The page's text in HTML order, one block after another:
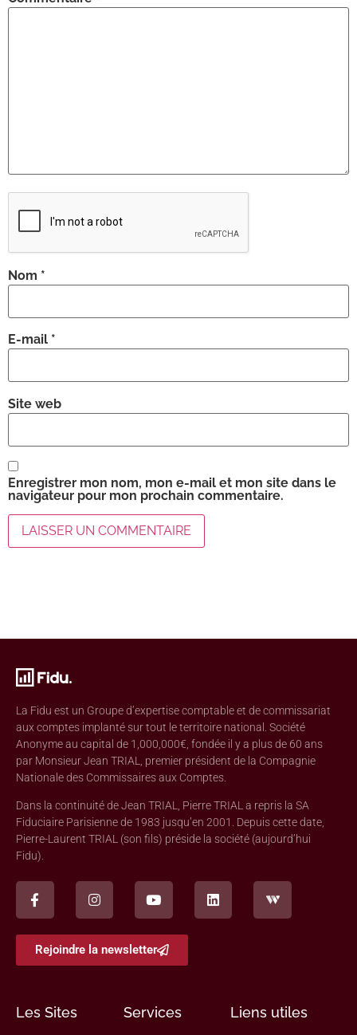
Nom *
E-mail *
Site web
Enregistrer mon nom, mon e-mail et mon site dans le
navigateur pour mon prochain commentaire.
La Fidu est un Groupe d’expertise comptable et de commissariat
aux comptes implanté sur tout le territoire national. Société
Anonyme au capital de 1,000,000€, fondée il y a plus de 60 ans
par Monsieur Jean TRIAL, premier président de la Compagnie
Nationale des Commissaires aux Comptes.
Dans la continuité de Jean TRIAL, Pierre TRIAL a repris la SA
Fiduciaire Parisienne de 1983 jusqu’en 2001. Depuis cette date,
Pierre-Laurent TRIAL (son fils) préside la société (aujourd’hui
Fidu).
Rejoindre la newsletter
Les Sites Services Liens utiles